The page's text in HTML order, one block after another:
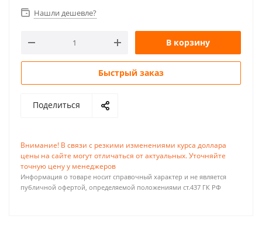
Нашли дешевле?
В корзину
Быстрый заказ
Поделиться
Внимание! В связи с резкими изменениями курса доллара
цены на сайте могут отличаться от актуальных. Уточняйте
точную цену у менеджеров
Информация о товаре носит справочный характер и не является
публичной офертой, определяемой положениями ст.437 ГК РФ